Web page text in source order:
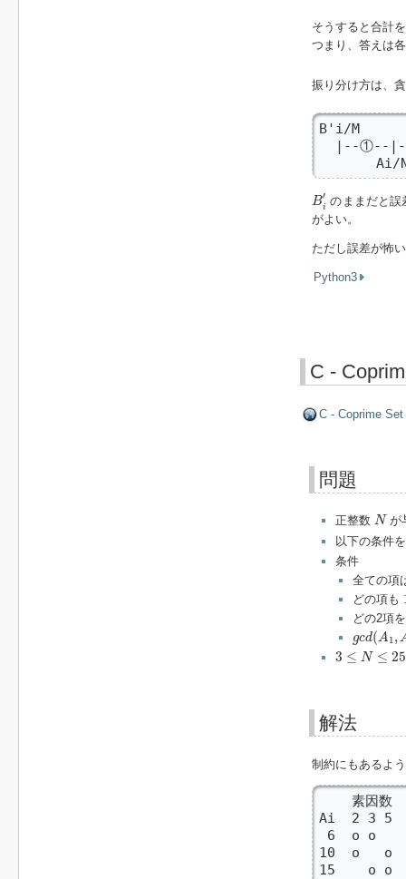
そうすると合計
つまり、答えは
振り分け方は、
B'i/M
|--①--
Ai/
B′
i
Bi′ のままだと
がよい。
ただし誤差が怖
Python3
C -
C - Coprime Set
問題
正整数 N
N が
以下の条件
条件
全ての項
どの項も
どの2項
gcd(A1,
d( A
3 ≤ N ≤
3 N ≤2500
解法
制約にもあるよ
    素因数
Ai  2 3 5
6  o o
10  o   o
15    o o